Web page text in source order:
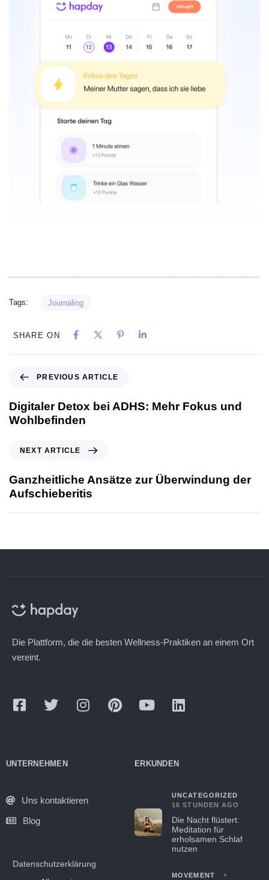
Tags: Journaling
SHARE ON
PREVIOUS ARTICLE
Digitaler Detox bei ADHS: Mehr Fokus und
Wohlbefinden
NEXT ARTICLE
Ganzheitliche Ansätze zur Überwindung der
Aufschieberitis
Die Plattform, die die besten Wellness-Praktiken an einem Ort
vereint.
UNTERNEHMEN
Uns kontaktieren
Blog
Datenschutzerklärung
ERKUNDEN
UNCATEGORIZED
16 STUNDEN AGO
Die Nacht flüstert:
Meditation für
erholsamen Schlaf
nutzen
MOVEMENT